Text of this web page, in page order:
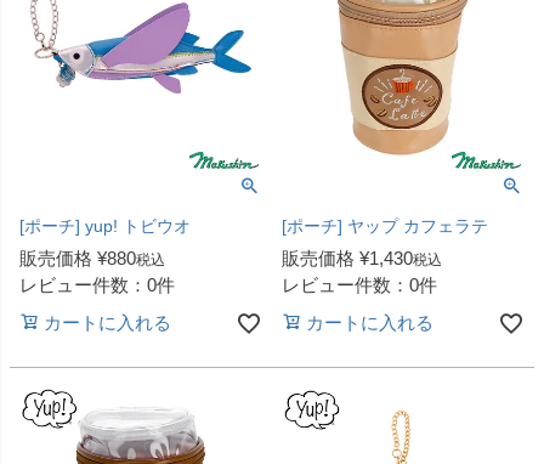
[ポーチ] yup! トビウオ
販売価格 ¥880税込
レビュー件数：0件
カートに入れる
[ポーチ] ヤップ カフェラテ
販売価格 ¥1,430税込
レビュー件数：0件
カートに入れる